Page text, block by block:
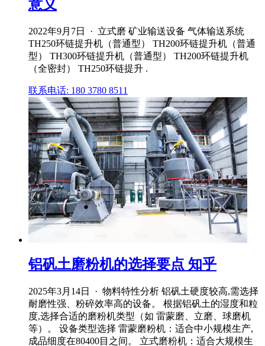
意义
2022年9月7日 · 立式磨 矿业输送设备 气体输送系统
TH250环链提升机（普通型） TH200环链提升机（普通
型） TH300环链提升机（普通型） TH200环链提升机
（全密封） TH250环链提升 .
联系电话: 180 3780 8511
铝矾土磨粉机的选择要点 知乎
2025年3月14日 · 物料特性分析 铝矾土硬度较高,需选择
耐磨性强、粉碎效率高的设备。 根据铝矾土的湿度和粒
度,选择合适的磨粉机类型（如 雷蒙磨、立磨、球磨机
等）。 设备类型选择 雷蒙磨粉机：适合中小规模生产,
成品细度在80400目之间。 立式磨粉机：适合大规模生